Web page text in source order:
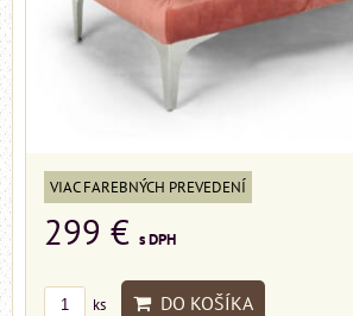
VIAC FAREBNÝCH PREVEDENÍ
299 € s DPH
ks DO KOŠÍKA